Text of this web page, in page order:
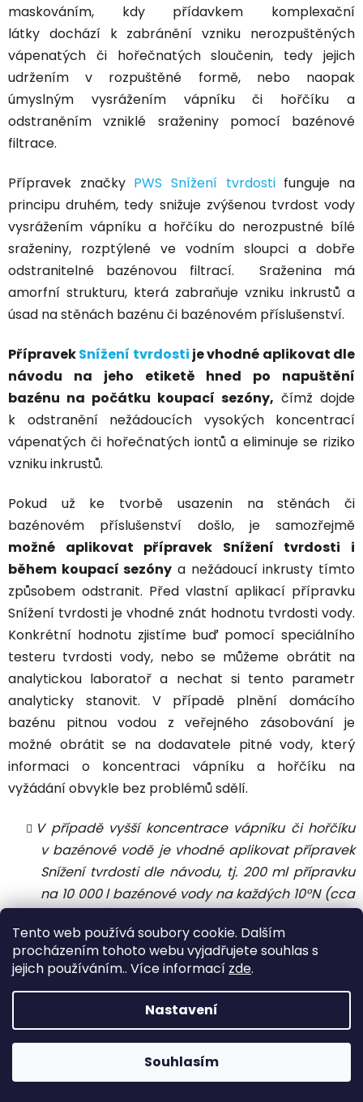
Tento web používá soubory cookie. Dalším
procházením tohoto webu vyjadřujete souhlas s
jejich používáním.. Více informací zde.
Nastavení
Souhlasím
maskováním, kdy přídavkem komplexační
látky dochází k zabránění vzniku nerozpuštěných
vápenatých či hořečnatých sloučenin, tedy jejich
udržením v rozpuštěné formě, nebo naopak
úmyslným vysrážením vápníku či hořčíku a
odstraněním vzniklé sraženiny pomocí bazénové
filtrace.
Přípravek značky PWS Snížení tvrdostifunguje na
principu druhém, tedy snižuje zvýšenou tvrdost vody
vysrážením vápníku a hořčíkudo nerozpustné bílé
sraženiny, rozptýlené ve vodním sloupci a dobře
odstranitelné bazénovou filtrací. Sraženina má
amorfní strukturu, která zabraňuje vzniku inkrustů a
úsad na stěnách bazénu či bazénovém příslušenství.
PřípravekSnížení tvrdosti je vhodné aplikovat dle
návodu na jeho etiketě hned po napuštění
bazénu na počátku koupací sezóny, čímž dojde
k odstranění nežádoucích vysokých koncentrací
vápenatých či hořečnatých iontů a eliminuje se riziko
vzniku inkrustů.
Pokud už ke tvorbě usazenin na stěnách či
bazénovém příslušenství došlo, je samozřejmě
možné aplikovat přípravek Snížení tvrdosti i
během koupací sezóny a nežádoucí inkrusty tímto
způsobem odstranit. Před vlastní aplikací přípravku
Snížení tvrdosti je vhodné znát hodnotu tvrdosti vody.
Konkrétní hodnotu zjistíme buď pomocí speciálního
testeru tvrdosti vody, nebo se můžeme obrátit na
analytickou laboratoř a nechat si tento parametr
analyticky stanovit. V případě plnění domácího
bazénu pitnou vodou z veřejného zásobování je
možné obrátit se na dodavatele pitné vody, který
informaci o koncentraci vápníku a hořčíku na
vyžádání obvykle bez problémů sdělí.
V případě vyšší koncentrace vápníku či hořčíku
v bazénové vodě je vhodné aplikovat přípravek
Snížení tvrdosti dle návodu, tj. 200 ml přípravku
na 10 000 l bazénové vody na každých 10°N (cca
Přípravek Snížení tvrdosti mírně snižuje hodnotu
pH bazénové vody, takže po jeho aplikaci je
vhodné pomocí testeru aktuální hodnotu pH
zkontrolovat a případně upravit pomocí
přípravku pro zvýšení hodnoty pH, tedy pH plus.
Ke vzniku inkrustů na bazénových stěnách či
příslušenství může docházet i v případě, že bazénová